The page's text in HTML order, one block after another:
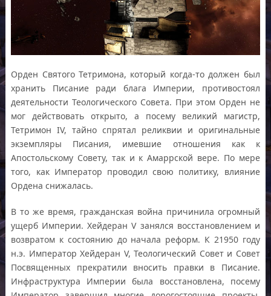
Орден Святого Тетримона, который когда-то должен был
хранить Писание ради блага Империи, противостоял
деятельности Теологического Совета. При этом Орден не
мог действовать открыто, а посему великий магистр,
Тетримон IV, тайно спрятал реликвии и оригинальные
экземпляры Писания, имевшие отношения как к
Апостольскому Совету, так и к Амаррской вере. По мере
того, как Император проводил свою политику, влияние
Ордена снижалась.
В то же время, гражданская война причинила огромный
ущерб Империи. Хейдеран V занялся восстановлением и
возвратом к состоянию до начала реформ. К 21950 году
н.э. Император Хейдеран V, Теологический Совет и Совет
Посвященных прекратили вносить правки в Писание.
Инфраструктура Империи была восстановлена, посему